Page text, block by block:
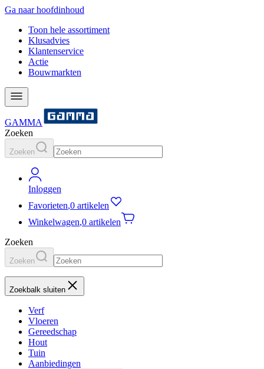
Ga naar hoofdinhoud
Toon hele assortiment
Klusadvies
Klantenservice
Actie
Bouwmarkten
GAMMA
Zoeken
Zoeken
Inloggen
Favorieten,0 artikelen
Winkelwagen,0 artikelen
Zoeken
Zoeken
Zoekbalk sluiten
Verf
Vloeren
Gereedschap
Hout
Tuin
Aanbiedingen